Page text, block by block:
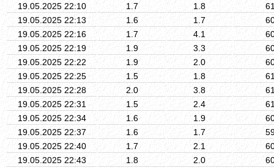
19.05.2025 22:10
1.7 1.8
19.05.2025 22:13
1.6 1.7
19.05.2025 22:16
1.7 4.1
19.05.2025 22:19
1.9 3.3
19.05.2025 22:22
1.9 2.0
19.05.2025 22:25
1.5 1.8
19.05.2025 22:28
2.0 3.8
19.05.2025 22:31
1.5 2.4
19.05.2025 22:34
1.6 1.9
19.05.2025 22:37
1.6 1.7
19.05.2025 22:40
1.7 2.1
19.05.2025 22:43
1.8 2.0